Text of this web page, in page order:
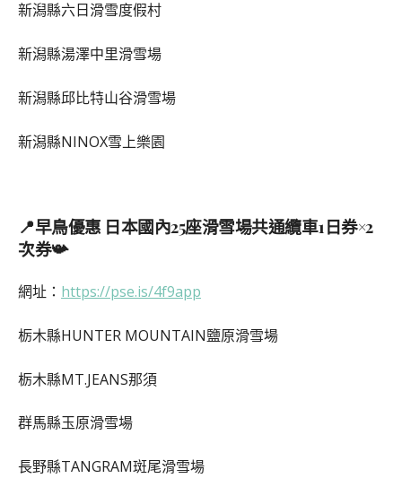
新潟縣六日滑雪度假村
新潟縣湯澤中里滑雪場
新潟縣邱比特山谷滑雪場
新潟縣NINOX雪上樂園
📍早鳥優惠 日本國內25座滑雪場共通纜車1日券×2
次券📯
網址： https://pse.is/4f9app
栃木縣HUNTER MOUNTAIN鹽原滑雪場
栃木縣MT.JEANS那須
群馬縣玉原滑雪場
長野縣TANGRAM斑尾滑雪場